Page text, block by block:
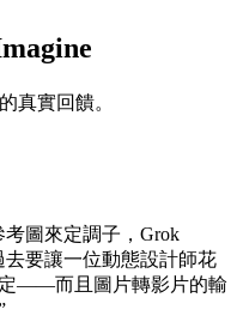
真實回饋。
圖來定調子，Grok
去要讓一位動態設計師花
——而且圖片轉影片的輸